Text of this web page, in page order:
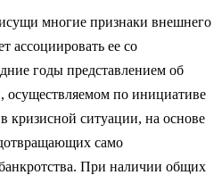
многие признаки внешнего
ассоциировать ее со
годы представлением об
осуществ­ляемом по инициативе
кризисной ситуации, на основе
само
При наличии общих